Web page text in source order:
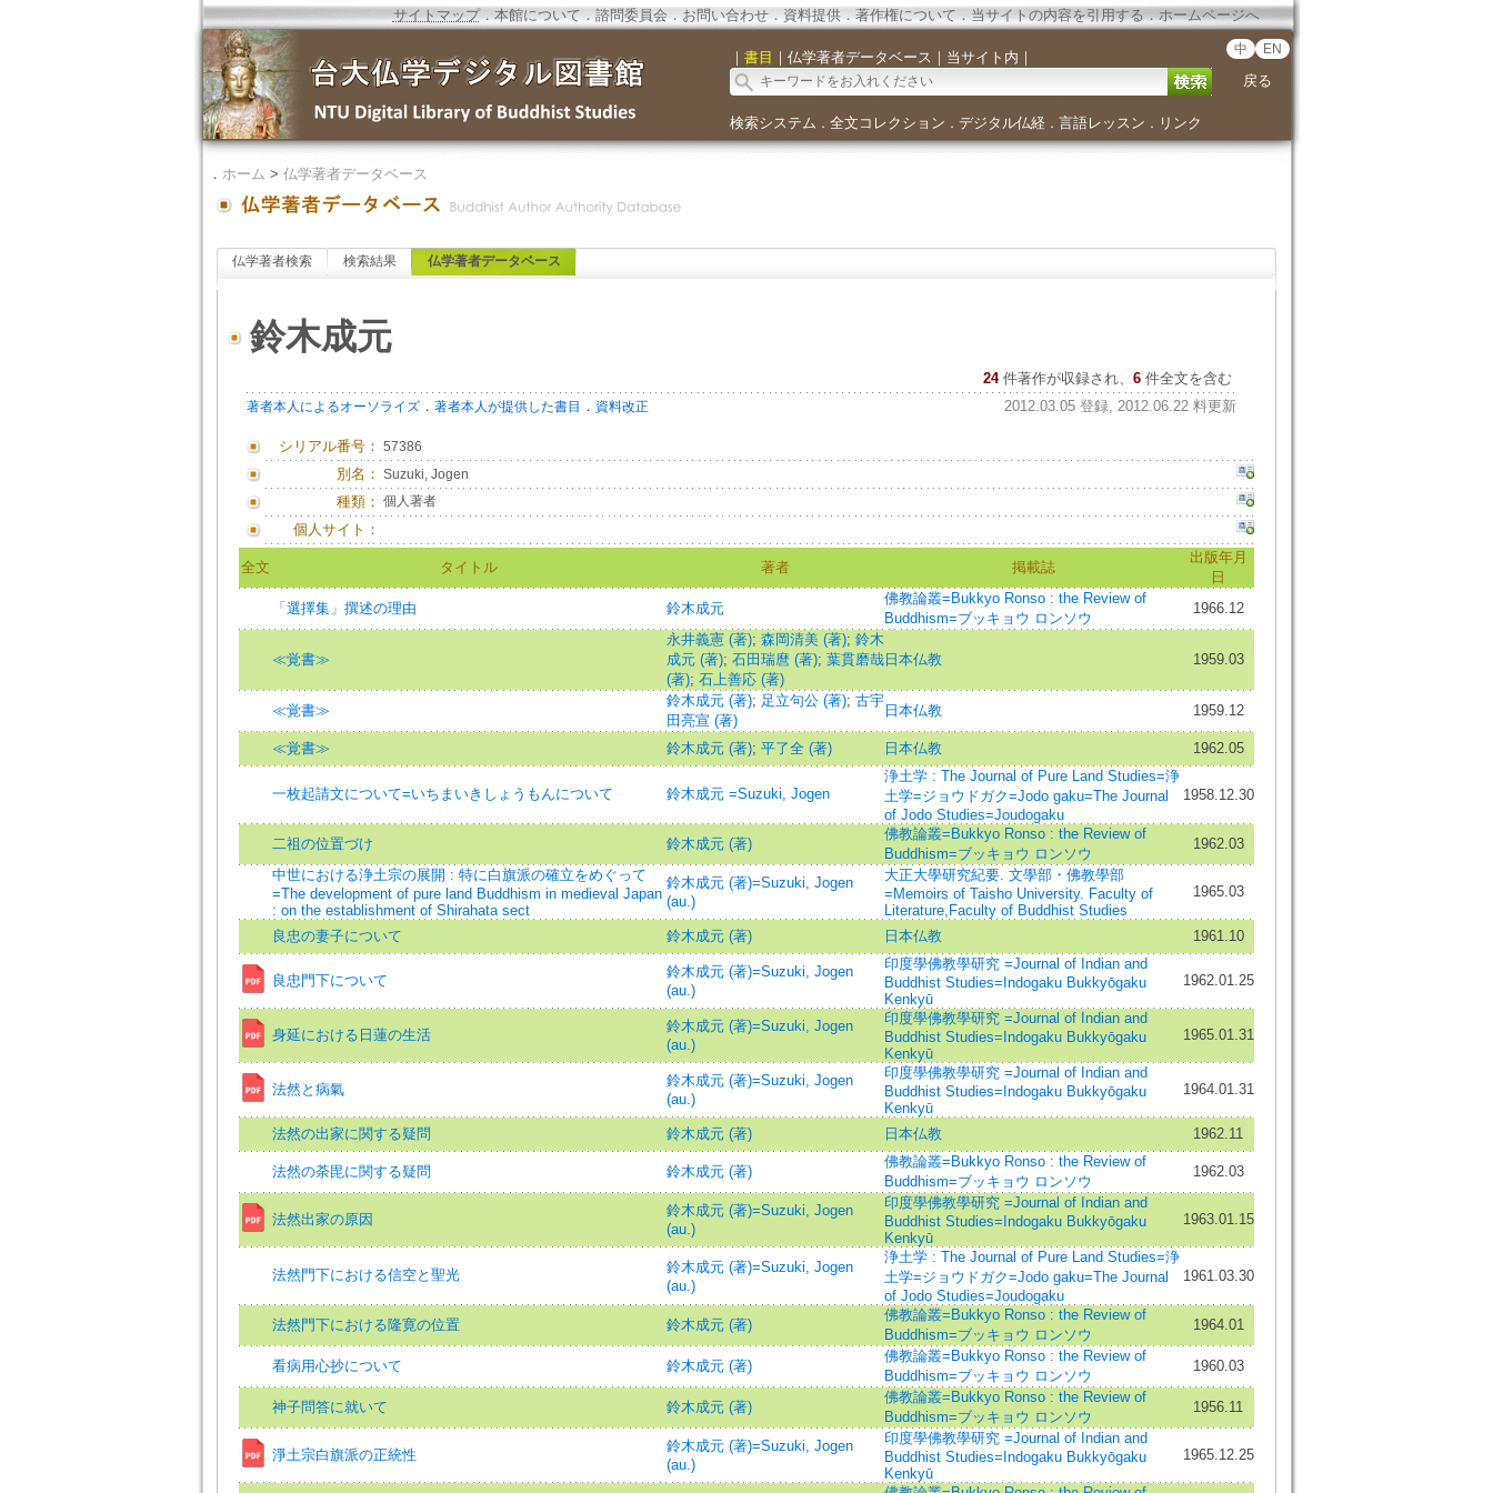
サイトマップ．本館について．諮問委員会． お問い合わせ． 資料提供．著作権について．当サイトの内容を引用する．ホームページへ
｜ 書目 ｜ 仏学著者データベース ｜ 当サイト内 ｜ 中 EN
戻る
検索システム ． 全文コレクション ． デジタル仏経． 言語レッスン ． リンク
． ホーム > 仏学著者データベース
仏学著者検索 検索結果 仏学著者データベース
鈴木成元
24 件著作が収録され、 6件全文を含む
著者本人によるオーソライズ． 著者本人が提供した書目 ． 資料改正 2012.03.05 登録, 2012.06.22 料更新
シリアル番号： 57386
別名： Suzuki, Jogen
種類： 個人著者
個人サイト：
全文 タイトル 著者 掲載誌
出版年月
日
「選擇集」撰述の理由
鈴木成元
佛教論叢=Bukkyo Ronso : the Review of
Buddhism=ブッキョウ ロンソウ
1966.12
≪覚書≫
永井義憲 (著); 森岡清美 (著); 鈴木
成元 (著); 石田瑞麿 (著); 葉貫磨哉
(著); 石上善応 (著)
日本仏教 1959.03
≪覚書≫
鈴木成元 (著); 足立句公 (著); 古宇
田亮宣 (著)
日本仏教 1959.12
≪覚書≫ 鈴木成元 (著); 平了全 (著) 日本仏教 1962.05
一枚起請文について=いちまいきしょうもんについて 鈴木成元 =Suzuki, Jogen
浄土学 : The Journal of Pure Land Studies=浄
土学=ジョウドガク=Jodo gaku=The Journal
of Jodo Studies=Joudogaku
1958.12.30
二祖の位置づけ 鈴木成元 (著)
佛教論叢=Bukkyo Ronso : the Review of
Buddhism=ブッキョウ ロンソウ
1962.03
中世における浄土宗の展開 : 特に白旗派の確立をめぐって
=The development of pure land Buddhism in medieval Japan
: on the establishment of Shirahata sect
鈴木成元 (著)=Suzuki, Jogen
(au.)
大正大學研究紀要. 文學部・佛教學部
=Memoirs of Taisho University. Faculty of
Literature,Faculty of Buddhist Studies
1965.03
良忠の妻子について 鈴木成元 (著) 日本仏教 1961.10
良忠門下について
鈴木成元 (著)=Suzuki, Jogen
(au.)
印度學佛教學研究 =Journal of Indian and
Buddhist Studies=Indogaku Bukkyōgaku
Kenkyū
1962.01.25
身延における日蓮の生活
鈴木成元 (著)=Suzuki, Jogen
(au.)
印度學佛教學研究 =Journal of Indian and
Buddhist Studies=Indogaku Bukkyōgaku
Kenkyū
1965.01.31
法然と病氣
鈴木成元 (著)=Suzuki, Jogen
(au.)
印度學佛教學研究 =Journal of Indian and
Buddhist Studies=Indogaku Bukkyōgaku
Kenkyū
1964.01.31
法然の出家に関する疑問 鈴木成元 (著) 日本仏教 1962.11
法然の荼毘に関する疑問 鈴木成元 (著)
佛教論叢=Bukkyo Ronso : the Review of
Buddhism=ブッキョウ ロンソウ
1962.03
法然出家の原因
鈴木成元 (著)=Suzuki, Jogen
(au.)
印度學佛教學研究 =Journal of Indian and
Buddhist Studies=Indogaku Bukkyōgaku
Kenkyū
1963.01.15
法然門下における信空と聖光
鈴木成元 (著)=Suzuki, Jogen
(au.)
浄土学 : The Journal of Pure Land Studies=浄
土学=ジョウドガク=Jodo gaku=The Journal
of Jodo Studies=Joudogaku
1961.03.30
法然門下における隆寛の位置 鈴木成元 (著)
佛教論叢=Bukkyo Ronso : the Review of
Buddhism=ブッキョウ ロンソウ
1964.01
看病用心抄について 鈴木成元 (著)
佛教論叢=Bukkyo Ronso : the Review of
Buddhism=ブッキョウ ロンソウ
1960.03
神子問答に就いて 鈴木成元 (著)
佛教論叢=Bukkyo Ronso : the Review of
Buddhism=ブッキョウ ロンソウ
1956.11
淨土宗白旗派の正統性
鈴木成元 (著)=Suzuki, Jogen
(au.)
印度學佛教學研究 =Journal of Indian and
Buddhist Studies=Indogaku Bukkyōgaku
Kenkyū
1965.12.25